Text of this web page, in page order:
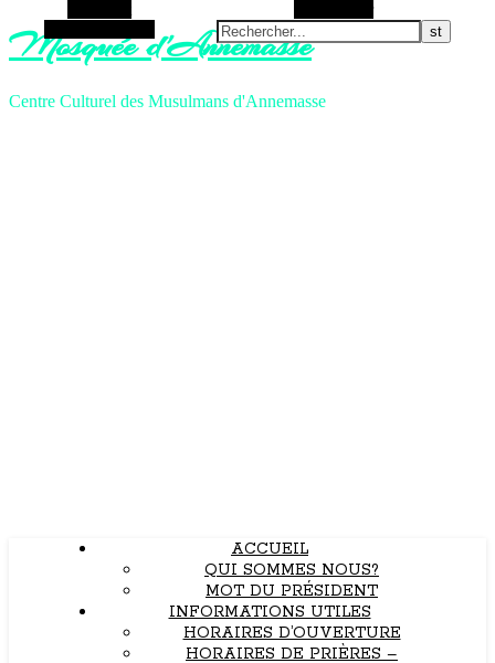
Mosquée d'Annemasse
Centre Culturel des Musulmans d'Annemasse
ACCUEIL
QUI SOMMES NOUS?
MOT DU PRÉSIDENT
INFORMATIONS UTILES
HORAIRES D’OUVERTURE
HORAIRES DE PRIÈRES –